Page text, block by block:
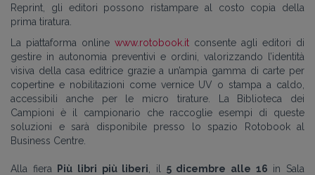
Reprint, gli editori possono ristampare al costo copia della
prima tiratura.
La piattaforma online www.rotobook.it consente agli editori di
gestire in autonomia preventivi e ordini, valorizzando l’identità
visiva della casa editrice grazie a un’ampia gamma di carte per
copertine e nobilitazioni come vernice UV o stampa a caldo,
accessibili anche per le
micro tirature.
La Biblioteca dei
Campioni
è il campionario che raccoglie esempi di queste
soluzioni e sarà disponibile
presso lo spazio Rotobook al
Business Centre
Alla fiera Più libri più liberi , il 5 dicembre alle 16 in Sala